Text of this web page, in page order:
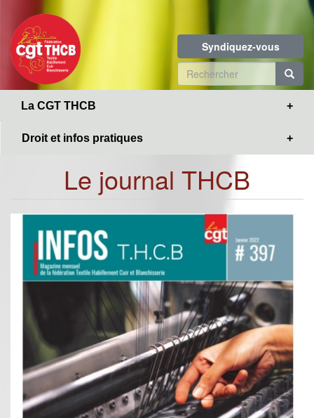
contenu
principal
Syndiquez-vous
Formulaire
de
La CGT THCB
Droit et infos pratiques
Le journal THCB